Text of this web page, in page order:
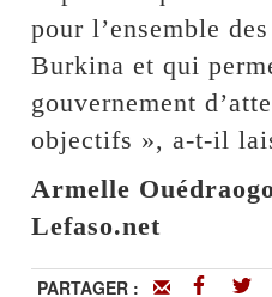
pour l’ensemble
Burkina et qui
gouvernement
objectifs », a-t-il
Armelle
Lefaso.net
PARTAGER :